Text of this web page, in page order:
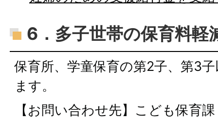
6．多子世帯の保育料軽
保育所、学童保育の第2子、第3
ます。
【お問い合わせ先】こども保育課